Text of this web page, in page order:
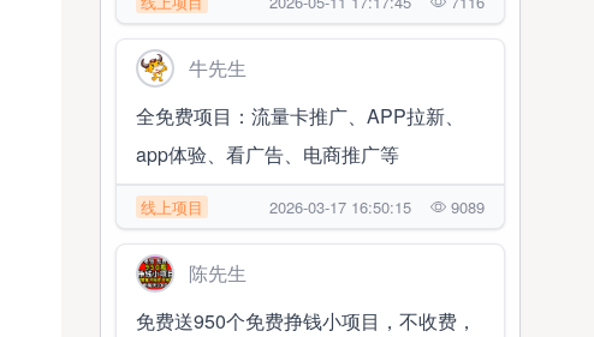
牛先生
全免费项目：流量卡推广、APP拉新、
app体验、看广告、电商推广等
线上项目 2026-03-17 16:50:15 9089
陈先生
免费送950个免费挣钱小项目，不收费，